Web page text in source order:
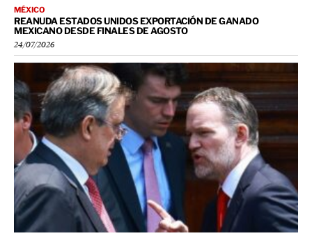
MÉXICO
REANUDA ESTADOS UNIDOS EXPORTACIÓN DE GANADO
MEXICANO DESDE FINALES DE AGOSTO
24/07/2026